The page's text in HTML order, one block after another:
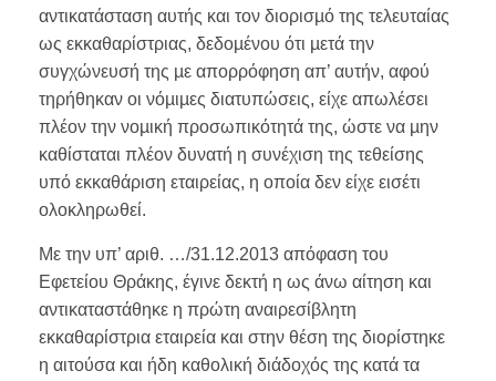
αντικατάσταση αυτής και τον διορισµό της τελευταίας
ως εκκαθαρίστριας, δεδοµένου ότι µετά την
συγχώνευσή της µε απορρόφηση απ’ αυτήν, αφού
τηρήθηκαν οι νόµιµες διατυπώσεις, είχε απωλέσει
πλέον την νοµική προσωπικότητά της, ώστε να µην
καθίσταται πλέον δυνατή η συνέχιση της τεθείσης
υπό εκκαθάριση εταιρείας, η οποία δεν είχε εισέτι
ολοκληρωθεί.
Με την υπ’ αριθ. …/31.12.2013 απόφαση του
Εφετείου Θράκης, έγινε δεκτή η ως άνω αίτηση και
αντικαταστάθηκε η πρώτη αναιρεσίβλητη
εκκαθαρίστρια εταιρεία και στην θέση της διορίστηκε
η αιτούσα και ήδη καθολική διάδοχός της κατά τα